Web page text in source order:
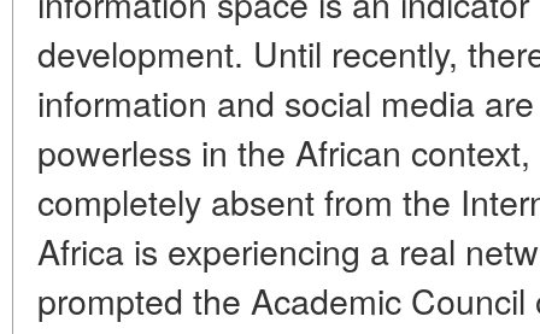
development. Until recently,
information and social media
powerless in the African
completely absent from the
Africa is experiencing a real
prompted the Academic